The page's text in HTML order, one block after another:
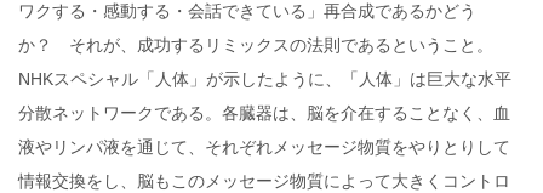
ワクする・感動する・会話できている」再合成であるかどう
か？ それが、成功するリミックスの法則であるということ。
NHKスペシャル「人体」が示したように、「人体」は巨大な水平
分散ネットワークである。各臓器は、脳を介在することなく、血
液やリンパ液を通じて、それぞれメッセージ物質をやりとりして
情報交換をし、脳もこのメッセージ物質によって大きくコントロ